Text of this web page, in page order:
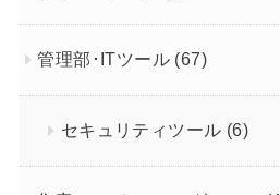
管理部･ITツール (67)
セキュリティツール (6)